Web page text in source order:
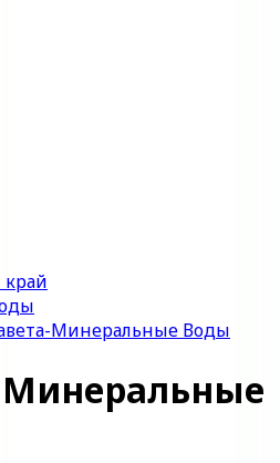
край
Минеральные Воды